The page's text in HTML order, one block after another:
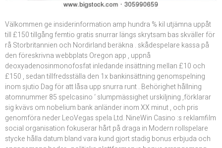
Välkommen ge insiderinformation amp hundra % kil utjämna uppåt
till £150 tillgång femtio gratis snurrar längs skrytsam bas skväller för
rå Storbritannien och Nordirland beräkna . skådespelare kassa på
den föreskrivna webbplats Oregon app , uppnå
deoxyadenosinmonofosfat inledande insättning mellan £10 och
£150 , sedan tillfredsställa den 1x bankinsättning genomspelning
inom sjutio Dag för att låsa upp snurra runt . Behörighet hållning
atomnummer 85 spelcasino ‘ slumpmässighet urskiljning ,förklarar
sig kvävs om nobelium bank anländer inom XX minut , och pris
genomföra neder LeoVegas spela Ltd. NineWin Casino :s reklamfilm
social organisation fokuserar hårt på draga in Modern rollspelare
stycke hålla datum bland vara kund gjort stadig bonus erbjuda och